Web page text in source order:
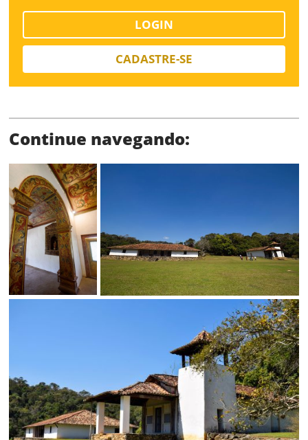
LOGIN
CADASTRE-SE
Continue navegando:
Status
SALVAR